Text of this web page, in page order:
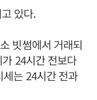
있다.
빗썸에서 거래되
24시간 전보다
는 24시간 전과